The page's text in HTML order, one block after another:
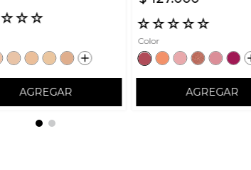
☆☆☆
AGREGAR
☆☆☆☆☆
Color
AGREGAR